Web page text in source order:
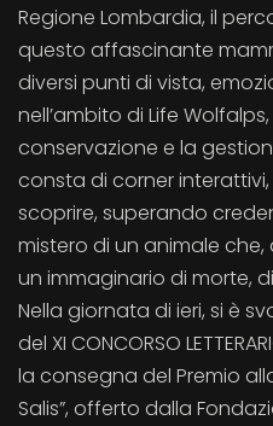
Regione Lombardia, il
questo affascinante
diversi punti di vista,
nell’ambito di Life
conservazione e la
consta di corner
scoprire, superando
mistero di un animale
un immaginario di morte,
Nella giornata di ieri, si è
del XI CONCORSO
la consegna del Premio
Salis”, offerto dalla